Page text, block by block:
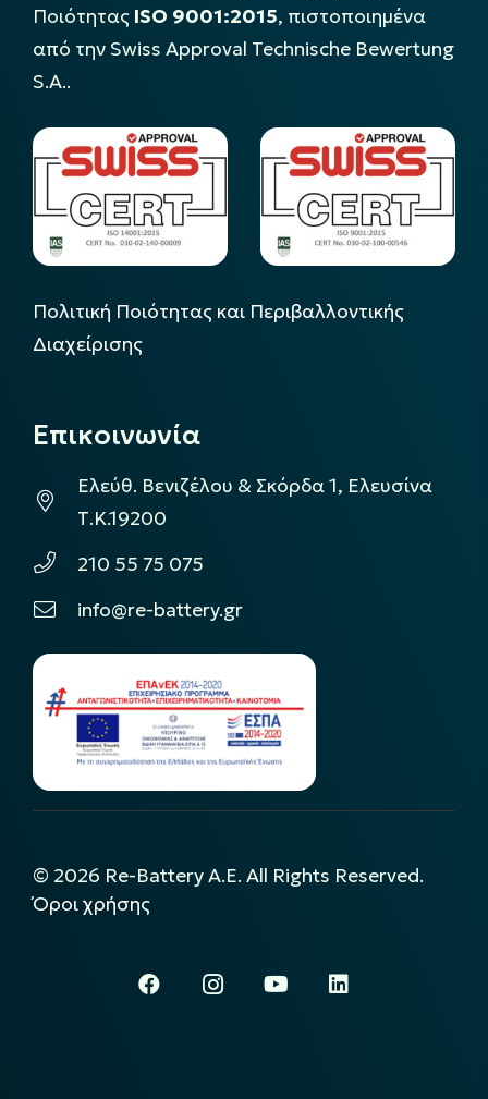
Ποιότητας ISO 9001:2015, πιστοποιημένα
από την Swiss Approval Technische Bewertung
S.A..
Πολιτική Ποιότητας και Περιβαλλοντικής
Διαχείρισης
Επικοινωνία
Ελεύθ. Βενιζέλου & Σκόρδα 1, Ελευσίνα
Τ.Κ.19200
210 55 75 075
info@re-battery.gr
© 2026 Re-Battery A.E. All Rights Reserved.
Όροι χρήσης